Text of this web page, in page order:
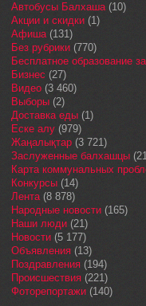
Автобусы Балхаша(10)
Акции и скидки (1)
Афиша(131)
Без рубрики (770)
Бесплатное образование
Бизнес (27)
Видео (3 460)
Выборы (2)
Доставка еды (1)
Еске алу (979)
Жаңалықтар (3 721)
Заслуженные балхашцы
Карта коммунальных
Конкурсы (14)
Лента(8 878)
Народные новости (165)
Наши люди (21)
Новости (5 177)
Объявления (13)
Поздравления (194)
Происшествия (221)
Фоторепортажи (140)